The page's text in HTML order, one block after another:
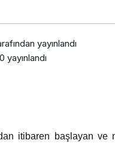
yayınlandı
yayınlandı
itibaren başlayan ve